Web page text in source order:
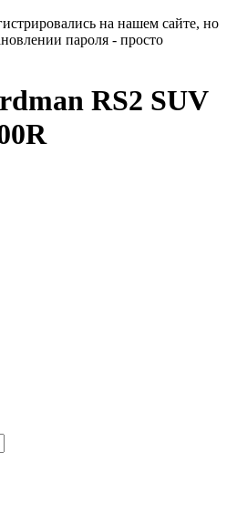
на нашем сайте, но
пароля - просто
RS2 SUV